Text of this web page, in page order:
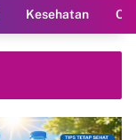
Kesehatan